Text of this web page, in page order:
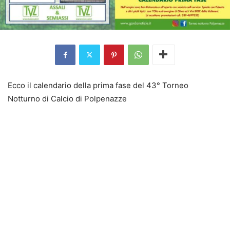
Ecco il calendario della prima fase del 43° Torneo
Notturno di Calcio di Polpenazze